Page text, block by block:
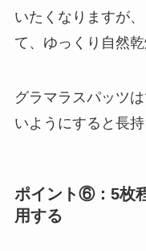
いたくなりますが
て、ゆっくり自然乾
グラマラスパッツ
いようにすると長持
ポイント⑥：5枚
用する